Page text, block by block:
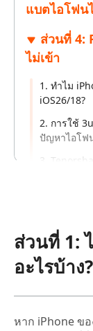
แบตไอโฟน
ส่วนที่ 4:
ไม่เข้า
1. ทำไม
iOS26/18?
2. การใช้
ปัญหาไอโฟ
3.
ได้เร็วและป
6. การอัพเด
iPhone หรือไ
ส่วนที่ 1:
อะไรบ้าง?
หาก iPhone ข